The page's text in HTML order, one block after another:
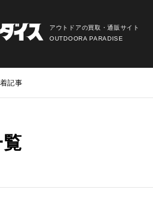
アウトドアの買取・通販サイト
OUTDOORA PARADISE
記事